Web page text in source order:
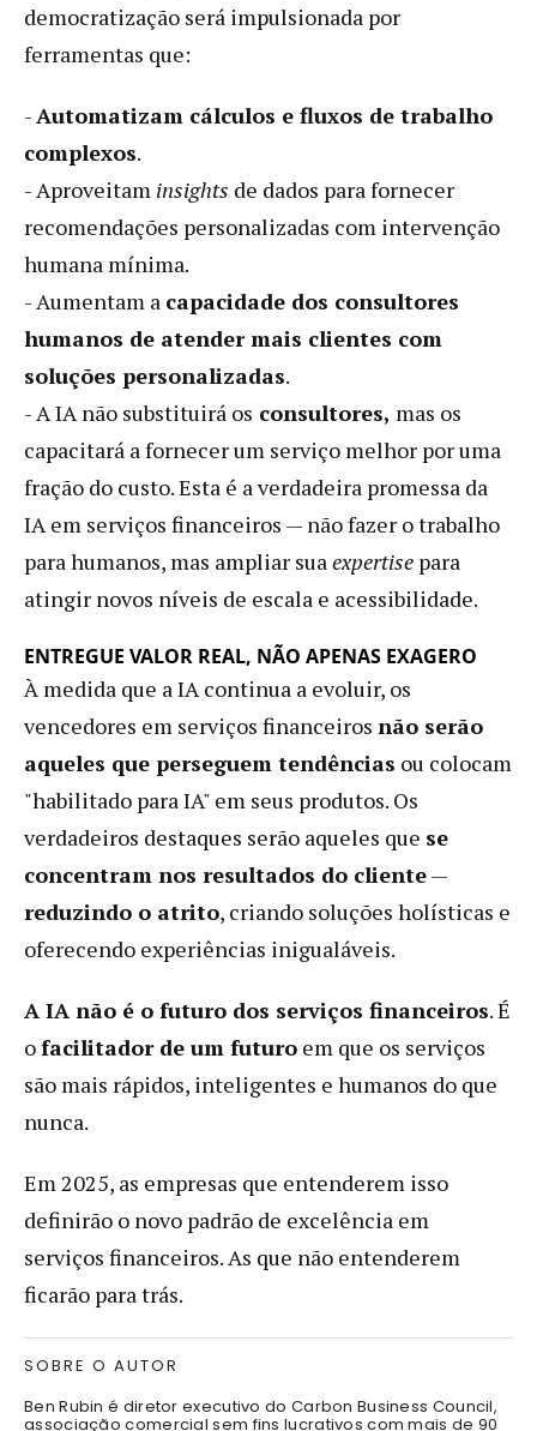
democratização será impulsionada por
ferramentas que:
-Automatizam cálculos e fluxos de trabalho
complexos.
- Aproveitam insights de dados para fornecer
recomendações personalizadas com intervenção
humana mínima.
- Aumentam a capacidade dos consultores
humanos de atender mais clientes com
soluções personalizadas.
- A IA não substituirá os consultores, mas os
capacitará a fornecer um serviço melhor por uma
fração do custo. Esta é a verdadeira promessa da
IA ​​em serviços financeiros — não fazer o trabalho
para humanos, mas ampliar suaexpertise para
atingir novos níveis de escala e acessibilidade.
ENTREGUE VALOR REAL, NÃO APENAS EXAGERO
À medida que a IA continua a evoluir, os
vencedores em serviços financeiros não serão
aqueles que perseguem tendências ou colocam
"habilitado para IA" em seus produtos. Os
verdadeiros destaques serão aqueles que se
concentram nos resultados do cliente—
reduzindo o atrito, criando soluções holísticas e
oferecendo experiências inigualáveis.
A IA não é o futuro dos serviços financeiros. É
ofacilitador de um futuro em que os serviços
são mais rápidos, inteligentes e humanos do que
nunca.
Em 2025, as empresas que entenderem isso
definirão o novo padrão de excelência em
serviços financeiros. As que não entenderem
ficarão para trás.
SOBRE O AUTOR
Ben Rubin é diretor executivo do Carbon Business Council,
associação comercial sem fins lucrativos com mais de 90